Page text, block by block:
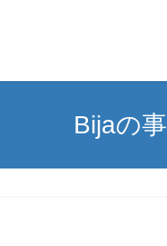
Bijaの事